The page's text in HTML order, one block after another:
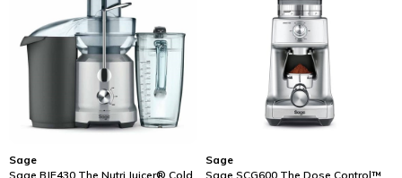
Sage
Sage BJE430 The Nutri Juicer® Cold
Sage
Sage SCG600 The Dose Control™